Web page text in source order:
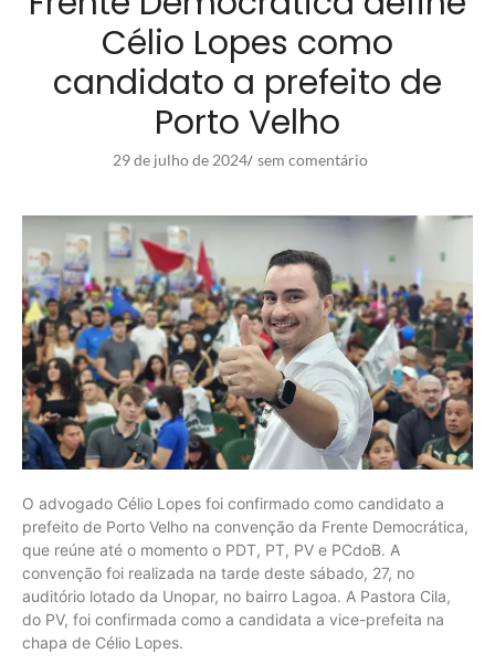
Célio Lopes como
candidato a prefeito de
Porto Velho
29 de julho de 2024/ sem comentário
O advogado Célio Lopes foi confirmado como candidato a
prefeito de Porto Velho na convenção da Frente Democrática,
que reúne até o momento o PDT, PT, PV e PCdoB. A
convenção foi realizada na tarde deste sábado, 27, no
auditório lotado da Unopar, no bairro Lagoa. A Pastora Cila,
do PV, foi confirmada como a candidata a vice-prefeita na
chapa de Célio Lopes.